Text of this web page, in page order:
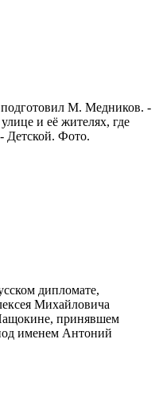
М. Медников. -
и её жителях, где
Детской. Фото.
дипломате,
Михайловича
принявшем
именем Антоний